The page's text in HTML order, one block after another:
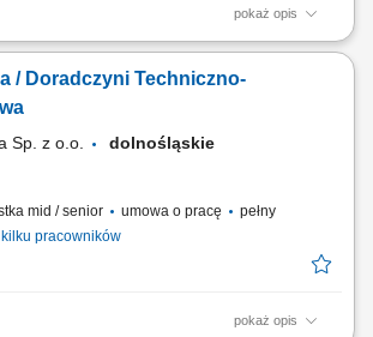
pokaż opis
Twój zakres obowiązków: Odwiedzasz
upraw i dobrostan zwierząt, aby proponować
Udzielasz wsparcia technicznego i doradztwa w
/ Doradczyni Techniczno-
Sp. z o.o.
dolnośląskie
mid / senior umowa o pracę
pełny
pracowników
pokaż opis